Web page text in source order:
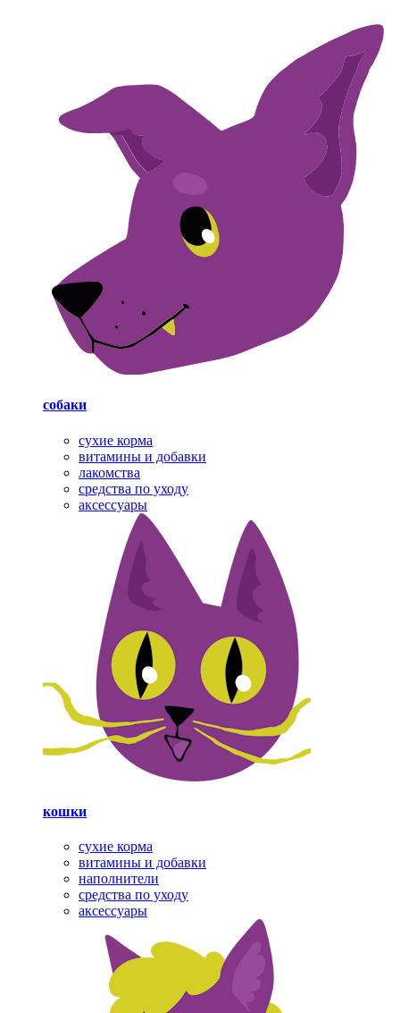
собаки
cухие корма
витамины и добавки
лакомства
средства по уходу
аксессуары
кошки
сухие корма
витамины и добавки
наполнители
средства по уходу
аксессуары